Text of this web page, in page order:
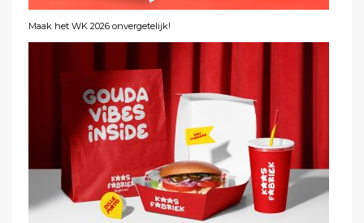
Maak het WK 2026 onvergetelijk!